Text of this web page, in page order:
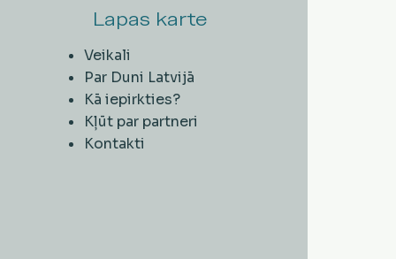
Lapas karte
Veikali
Par Duni Latvijā
Kā iepirkties?
Kļūt par partneri
Kontakti